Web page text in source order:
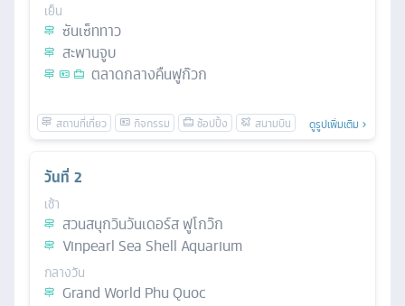
เย็น
ซันเซ็ททาว
สะพานจูบ
ตลาดกลางคืนฟูก๊วก
ดูรูปเพิ่มเติม
วันที่ 2
เช้า
สวนสนุกวินวันเดอร์ส ฟูโกว๊ก
Vinpearl Sea Shell Aquarium
กลางวัน
Grand World Phu Quoc